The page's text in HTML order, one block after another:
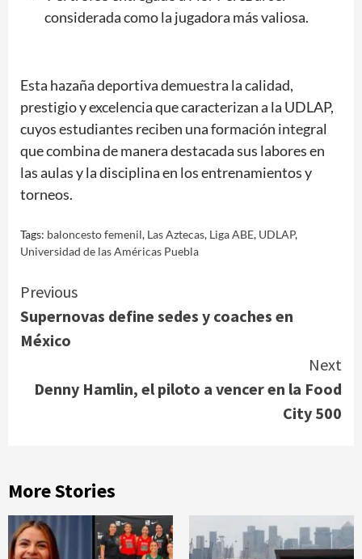
considerada como la jugadora más valiosa.
Esta hazaña deportiva demuestra la calidad,
prestigio y excelencia que caracterizan a la UDLAP,
cuyos estudiantes reciben una formación integral
que combina de manera destacada sus labores en
las aulas y la disciplina en los entrenamientos y
torneos.
Tags: baloncesto femenil, Las Aztecas, Liga ABE, UDLAP,
Universidad de las Américas Puebla
Continue
Reading
Previous
Supernovas define sedes y coaches en
México
Next
Denny Hamlin, el piloto a vencer en la Food
City 500
More Stories